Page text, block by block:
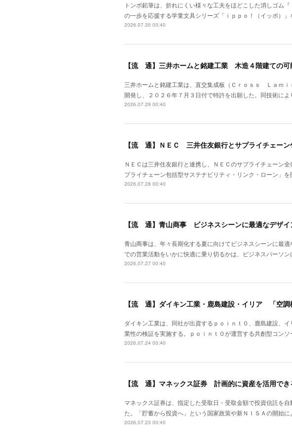
トンボ鉛筆は、折れにくい様々な工夫をほどこした消しゴム
の一歩を応援する学童文具シリーズ「ｉｐｐｏ！（イッポ）
2026.07.30 00:40
【流 通】三井ホームと銘建工業 木造４階建ての可
三井ホームと銘建工業は、直交集成板（Ｃｒｏｓｓ Ｌａｍ
開発し、２０２６年７月３日付で特許を出願した。同技術に
2026.07.29 00:40
【流 通】ＮＥＣ 三井住友銀行とサプライチェーン
ＮＥＣは三井住友銀行と連携し、ＮＥＣのサプライチェーン
プライチェーン包括型サステナビリティ・リンク・ローン」
2026.07.28 00:40
【流 通】青山商事 ビジネスシーンに最適なデザイ
青山商事は、年々長期化する夏に向けてビジネスシーンに最
での営業活動をいかに快適に乗り切るかは、ビジネスパーソ
2026.07.27 00:40
【流 通】ダイキン工業・鹿島建設・イリア 「空調
ダイキン工業は、同社が出資するｐｏｉｎｔ０、鹿島建設、
業性の検証を実施する。ｐｏｉｎｔ０が運営する共創型コ
2026.07.24 00:40
【流 通】マネックス証券 計画的に資産を活用でき
マネックス証券は、指定した受取日・受取金額で投資信託を
た。「貯蓄から投資へ」という国家政策や新ＮＩＳＡの開始
2026.07.23 00:40